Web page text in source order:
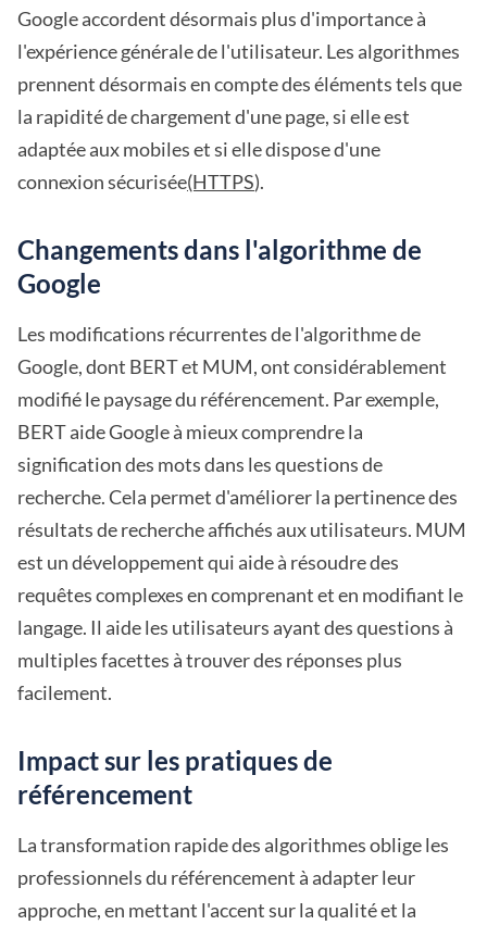
Google accordent désormais plus d'importance à
l'expérience générale de l'utilisateur. Les algorithmes
prennent désormais en compte des éléments tels que
la rapidité de chargement d'une page, si elle est
adaptée aux mobiles et si elle dispose d'une
connexion sécurisée(HTTPS).
Changements dans l'algorithme de
Google
Les modifications récurrentes de l'algorithme de
Google, dont BERT et MUM, ont considérablement
modifié le paysage du référencement. Par exemple,
BERT aide Google à mieux comprendre la
signification des mots dans les questions de
recherche. Cela permet d'améliorer la pertinence des
résultats de recherche affichés aux utilisateurs. MUM
est un développement qui aide à résoudre des
requêtes complexes en comprenant et en modifiant le
langage. Il aide les utilisateurs ayant des questions à
multiples facettes à trouver des réponses plus
facilement.
Impact sur les pratiques de
référencement
La transformation rapide des algorithmes oblige les
professionnels du référencement à adapter leur
approche, en mettant l'accent sur la qualité et la